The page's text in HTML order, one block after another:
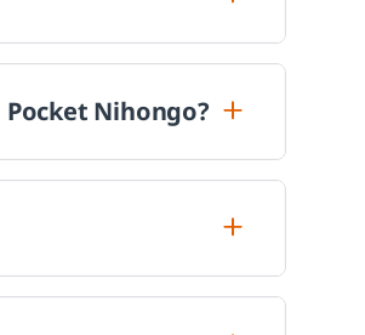
Nihongo?